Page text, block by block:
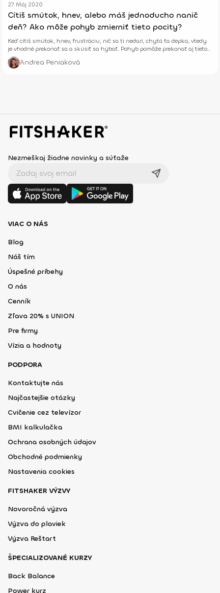
27 Máj 2020
Cítiš smútok, hnev, alebo máš jednoducho nanič
deň? Ako môže pohyb zmierniť tieto pocity?
Keď cítiš smútok, hnev, frustráciu, nič sa ti nedarí, chytá ťa depka, vtedy
je vhodné prekonať sa a skúsiť sa hýbať. Pohyb pomôže prekonať aj tieto
pocity.
Andrea Peniaková
Nezmeškaj žiadne novinky a súťaže
VIAC O NÁS
Blog
Náš tím
Úspešné príbehy
O nás
Cenník
Zľava 20% s UNION
Pre firmy
Vízia a hodnoty
PODPORA
Kontaktujte nás
Najčastejšie otázky
Cvičenie cez televízor
BMI kalkulačka
Ochrana osobných údajov
Obchodné podmienky
Nastavenia cookies
FITSHAKER VÝZVY
Novoročná výzva
Výzva do plaviek
Výzva Reštart
ŠPECIALIZOVANÉ KURZY
Back Balance
Power kurz